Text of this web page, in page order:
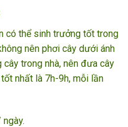
có thể sinh trưởng tốt trong
nên phơi cây dưới ánh
trong nhà, nên đưa cây
nhất là 7h-9h, mỗi lần